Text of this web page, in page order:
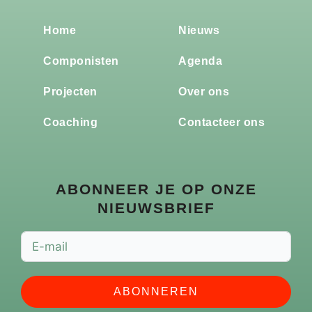
Home
Componisten
Projecten
Coaching
Nieuws
Agenda
Over ons
Contacteer ons
ABONNEER JE OP ONZE
NIEUWSBRIEF
ABONNEREN